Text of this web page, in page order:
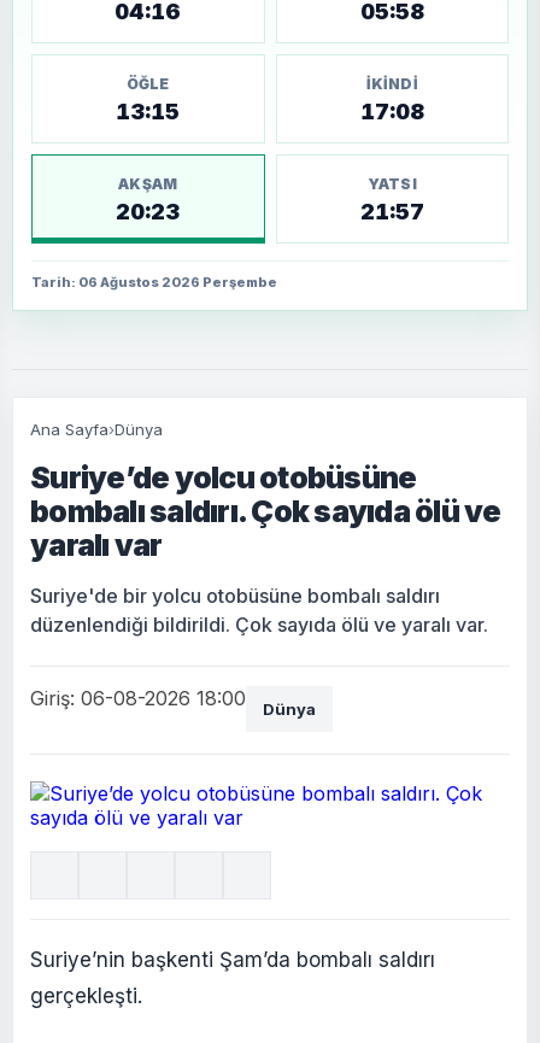
04:16 05:58
ÖĞLE
13:15
İKINDI
17:08
AKŞAM
20:23
YATSI
21:57
Tarih: 06 Ağustos 2026 Perşembe
Ana Sayfa›Dünya
Suriye’de yolcu otobüsüne
bombalı saldırı. Çok sayıda ölü ve
yaralı var
Suriye'de bir yolcu otobüsüne bombalı saldırı
düzenlendiği bildirildi. Çok sayıda ölü ve yaralı var.
Giriş: 06-08-2026 18:00 Dünya
Suriye’nin başkenti Şam’da bombalı saldırı
gerçekleşti.